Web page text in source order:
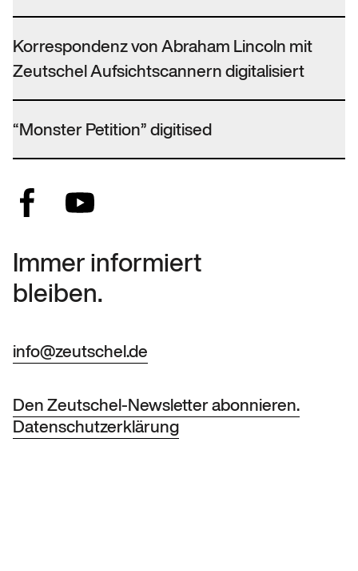
Korrespondenz von Abraham Lincoln mit
Zeutschel Aufsichtscannern digitalisiert
“Monster Petition” digitised
Immer informiert
bleiben.
info@zeutschel.de
Den Zeutschel-Newsletter abonnieren.
Datenschutzerklärung